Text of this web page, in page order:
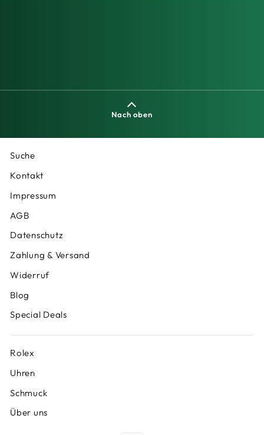
Nach oben
Suche
Kontakt
Impressum
AGB
Datenschutz
Zahlung & Versand
Widerruf
Blog
Special Deals
Rolex
Uhren
Schmuck
Über uns